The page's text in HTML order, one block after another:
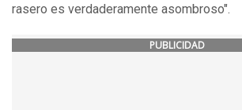
rasero es verdaderamente asombroso".
PUBLICIDAD